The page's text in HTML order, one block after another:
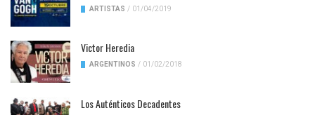
ARTISTAS / 01/04/2019
Victor Heredia
ARGENTINOS / 01/02/2018
Los Auténticos Decadentes